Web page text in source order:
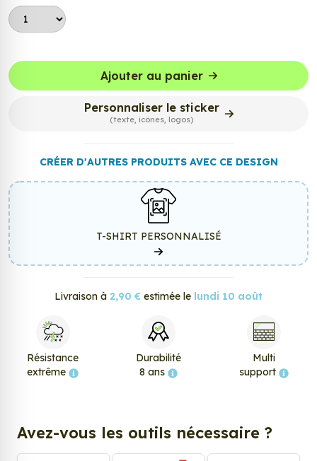
Ajouter au panier
Personnaliser le sticker
(texte, icônes, logos)
CRÉER D'AUTRES PRODUITS AVEC CE DESIGN
T-SHIRT PERSONNALISÉ
Livraison à 2,90 € estimée le lundi 10 août
Résistance
extrême
Durabilité
8 ans
Multi
support
Avez-vous les outils nécessaire ?